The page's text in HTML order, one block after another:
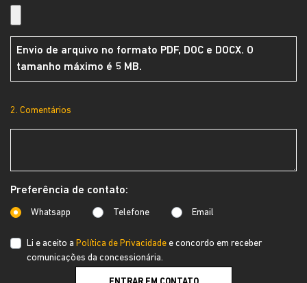
Envio de arquivo no formato PDF, DOC e DOCX. O
tamanho máximo é 5 MB.
2. Comentários
Preferência de contato:
Whatsapp Telefone Email
Li e aceito a Política de Privacidade e concordo em receber
comunicações da concessionária.